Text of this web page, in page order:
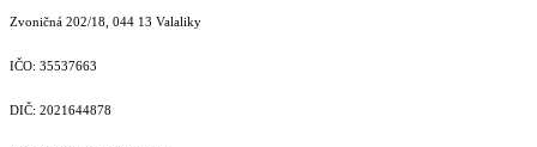
Zvoničná 202/18, 044 13 Valaliky
IČO: 35537663
DIČ: 2021644878